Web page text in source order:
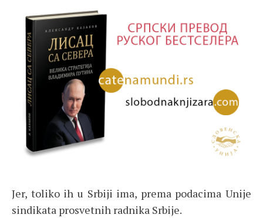
Jer, toliko ih u Srbiji ima, prema podacima Unije
sindikata prosvetnih radnika Srbije.